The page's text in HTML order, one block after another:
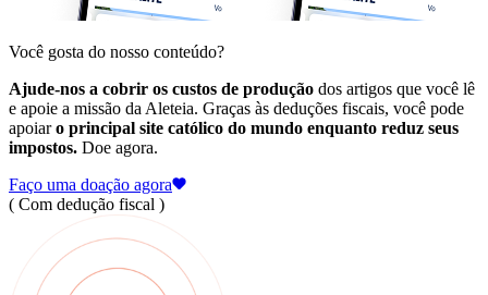
Você gosta do nosso conteúdo?
Ajude-nos a cobrir os custos de produção dos artigos que você lê
e apoie a missão da Aleteia. Graças às deduções fiscais, você pode
apoiaro principal site católico do mundo enquanto reduz seus
impostos. Doe agora.
Faço uma doação agora
( Com dedução fiscal )